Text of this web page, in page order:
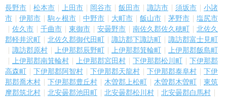
長野市 松本市 上田市 岡谷市 飯田市 諏訪市 須坂市
小諸
市
伊那市 駒ヶ根市 中野市 大町市 飯山市 茅野市
塩尻市
佐久市
千曲市 東御市 安曇野市 南佐久郡佐久穂町
北佐久
郡軽井沢町
北佐久郡御代田町 諏訪郡下諏訪町
諏訪郡富士見町
諏訪郡原村
上伊那郡辰野町 上伊那郡箕輪町
上伊那郡飯島町
上伊那郡南箕輪村
上伊那郡宮田村 下伊那郡松川町
下伊那郡
高森町
下伊那郡阿智村 下伊那郡天龍村 下伊那郡泰阜村
下伊
那郡喬木村
下伊那郡豊丘村 木曽郡上松町 木曽郡木曽町
東筑
摩郡筑北村
北安曇郡池田町 北安曇郡松川村
北安曇郡白馬村